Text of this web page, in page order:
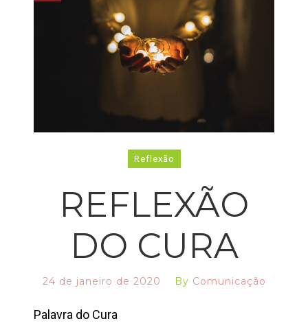
Reflexão
REFLEXÃO
DO CURA
24 de janeiro de 2020 By Comunicação
Palavra do Cura